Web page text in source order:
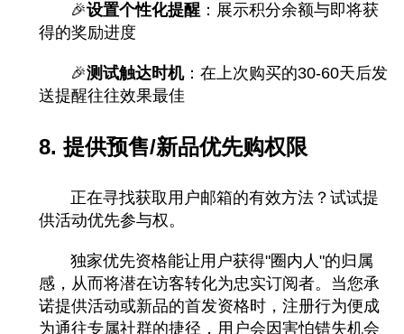
🎉设置个性化提醒 ：展示积分余额与即将获
得的奖励进度
🎉测试触达时机：在上次购买的30-60天后发
送提醒往往效果最佳
8. 提供预售/新品优先购权限
正在寻找获取用户邮箱的有效方法？试试提
供活动优先参与权。
独家优先资格能让用户获得"圈内人"的归属
感，从而将潜在访客转化为忠实订阅者。当您承
诺提供活动或新品的首发资格时，注册行为便成
为通往专属社群的捷径，用户会因害怕错失机会